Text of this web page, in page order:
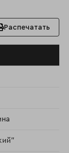
Распечатать